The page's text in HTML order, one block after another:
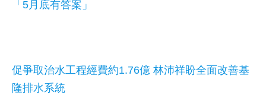
「5月底有答案」
促爭取治水工程經費約1.76億 林沛祥盼全面改善基
隆排水系統